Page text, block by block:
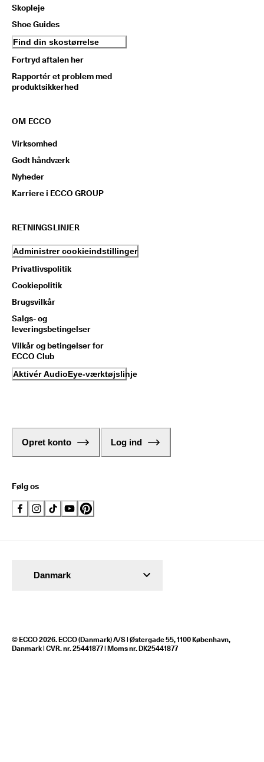
Skopleje
Shoe Guides
Find din skostørrelse
Fortryd aftalen her
Rapportér et problem med
produktsikkerhed
OM ECCO
Virksomhed
Godt håndværk
Nyheder
Karriere i ECCO GROUP
RETNINGSLINJER
Administrer cookieindstillinger
Privatlivspolitik
Cookiepolitik
Brugsvilkår
Salgs- og
leveringsbetingelser
Vilkår og betingelser for
ECCO Club
Aktivér AudioEye-værktøjslinje
Opret konto Log ind
Følg os
© ECCO 2026. ECCO (Danmark) A/S | Østergade 55, 1100 København,
Danmark | CVR. nr. 25441877 | Moms nr. DK25441877
Danmark